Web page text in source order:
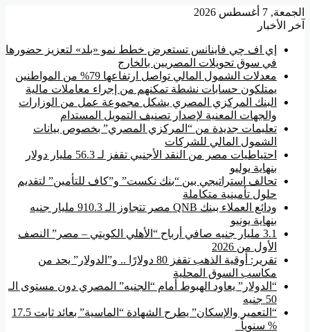
الجمعة, 7 أغسطس 2026
آخر الأخبار
إي اف چي فاينانس تستعرض خطط نمو «بلد» لتعزيز حضورها
في سوق تحويلات المصريين بالخارج
معدلات الشمول المالي تواصل ارتفاعها 79% من المواطنين
يمتلكون حسابات نشطة تمكنهم من إجراء معاملات مالية
البنك المركزي المصري يشكل مجموعة عمل من الوزارات
والجهات المعنية لإصدار تصنيف التمويل المستدام
تعليمات جديدة من “المركزي المصري” بخصوص بيانات
الشمول المالي للشركات
احتياطيات مصر من النقد الأجنبي تقفز لـ 56.3 مليار دولار
بنهاية يوليو
تحالف استراتيجي بين “بنك نكست” و”كاف للتأمين” لتقديم
حلول تأمينية متكاملة
ودائع العملاء ببنك QNB مصر تتجاوز الـ 910.3 مليار جنيه
بنهاية يونيو
3.1 مليار جنيه صافي أرباح “الأهلي الكويتي – مصر” النصف
الأول من 2026
تقرير: أوقية الذهب تقفز 80 دولارًا .. و”الدولار” يحد من
مكاسب السوق المحلية
“الدولار” يعاود الهبوط أمام “الجنيه” المصري دون مستوى الـ
50 جنيه
“التعمير والإسكان” يطرح الشهادة “الماسية” بعائد ثابت 17.5
% سنوياً